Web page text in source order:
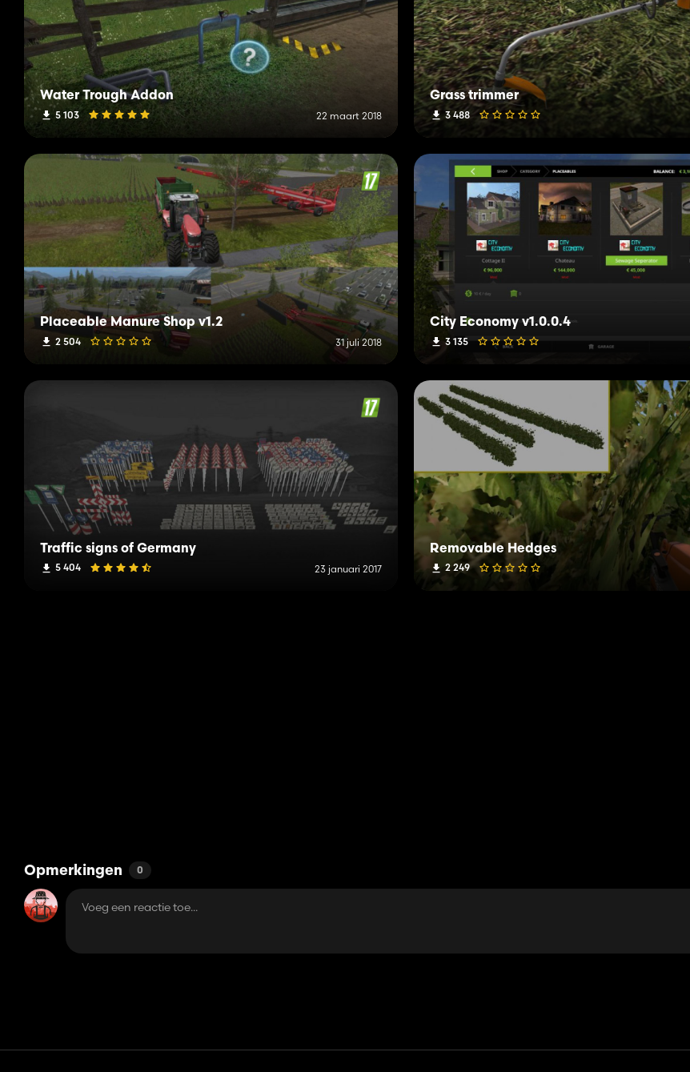
Water Trough Addon
5 103 22 maart 2018
Grass trimmer
3 488
Placeable Manure Shop v1.2
2 504 31 juli 2018
City Economy v1.0.0.4
3 135
Traffic signs of Germany
5 404 23 januari 2017
Removable Hedges
2 249
Opmerkingen 0